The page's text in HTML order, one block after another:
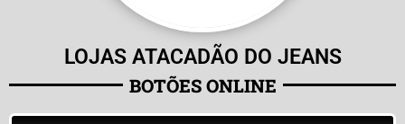
LOJAS ATACADÃO DO JEANS
BOTÕES ONLINE